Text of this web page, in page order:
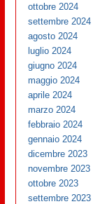
ottobre 2024
settembre 2024
agosto 2024
luglio 2024
giugno 2024
maggio 2024
aprile 2024
marzo 2024
febbraio 2024
gennaio 2024
dicembre 2023
novembre 2023
ottobre 2023
settembre 2023